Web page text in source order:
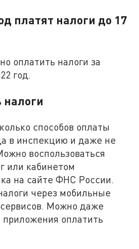
платят налоги до 17
оплатить налоги за
год.
налоги
способов оплаты
в инспекцию и даже не
воспользоваться
или кабинетом
на сайте ФНС России.
через мобильные
Можно даже
приложения оплатить